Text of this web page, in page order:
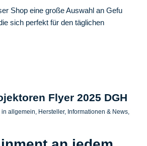
Shop eine große Auswahl an Gefu
sich perfekt für den täglichen
Flyer 2025 DGH
in allgemein Hersteller, Informationen & News,